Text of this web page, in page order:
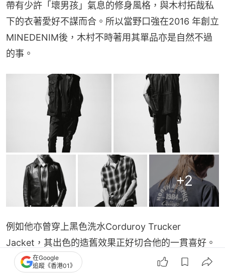
帶有少許「壞男孩」氣息的修身風格，與木村拓哉私
下的衣著愛好不謀而合。所以當野口強在2016 年創立
MINEDENIM後，木村不時著用其單品亦是自然不過
的事。
+2
例如他亦曾穿上黑色洗水Corduroy Trucker
Jacket，其出色的造舊效果正好切合他的一貫喜好。
在Google
追蹤《香港01》